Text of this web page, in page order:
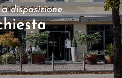
disposizione